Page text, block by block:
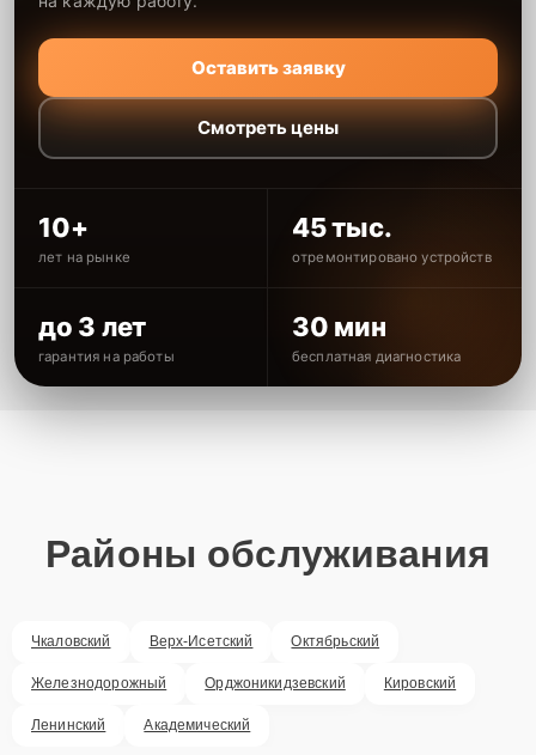
Оставить заявку
Смотреть цены
10+
лет на рынке
45 тыс.
отремонтировано устройств
до 3 лет
гарантия на работы
30 мин
бесплатная диагностика
Районы обслуживания
Чкаловский Верх-Исетский Октябрьский
Железнодорожный Орджоникидзевский Кировский
Ленинский Академический